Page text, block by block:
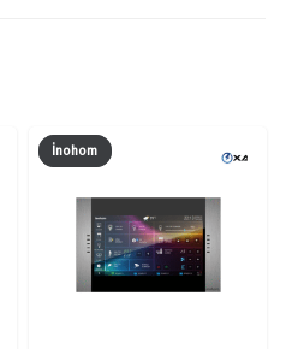
İnohom